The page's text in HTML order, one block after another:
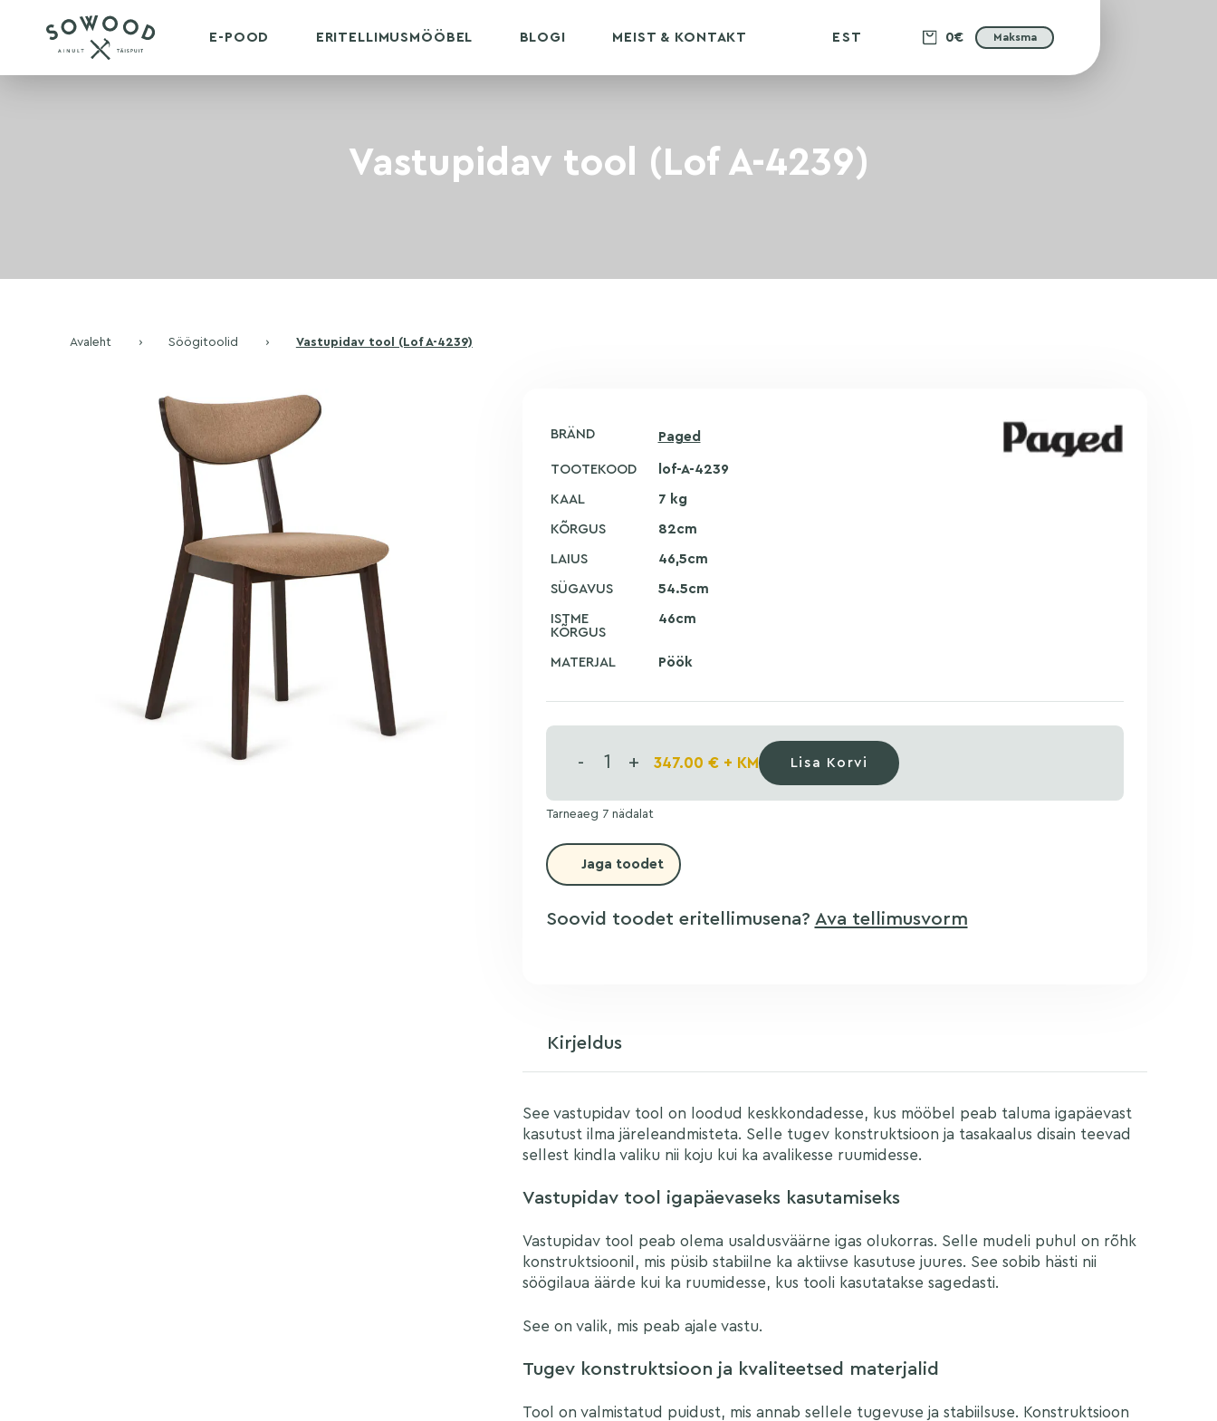
E-POOD ERITELLIMUSMÖÖBEL BLOGI MEIST & KONTAKT EST 0€ Maksma
Vastupidav tool (Lof A-4239)
Avaleht › Söögitoolid › Vastupidav tool (Lof A-4239)
BRÄND Paged
TOOTEKOOD lof-A-4239
KAAL 7 kg
KÕRGUS 82cm
LAIUS 46,5cm
SÜGAVUS 54.5cm
ISTME
KÕRGUS
46cm
MATERJAL Pöök
- + 347.00 € + KM Lisa Korvi
Tarneaeg 7 nädalat
Jaga toodet
Soovid toodet eritellimusena? Ava tellimusvorm
Telefon
▼
Päring
Olen tutvunud ja nõustunprivaatsustingimustega
Kirjeldus
See vastupidav tool on loodud keskkondadesse, kus mööbel peab taluma igapäevast
kasutust ilma järeleandmisteta. Selle tugev konstruktsioon ja tasakaalus disain teevad
sellest kindla valiku nii koju kui ka avalikesse ruumidesse.
Vastupidav tool igapäevaseks kasutamiseks
Vastupidav tool peab olema usaldusväärne igas olukorras. Selle mudeli puhul on rõhk
konstruktsioonil, mis püsib stabiilne ka aktiivse kasutuse juures. See sobib hästi nii
söögilaua äärde kui ka ruumidesse, kus tooli kasutatakse sagedasti.
See on valik, mis peab ajale vastu.
Tugev konstruktsioon ja kvaliteetsed materjalid
Tool on valmistatud puidust, mis annab sellele tugevuse ja stabiilsuse. Konstruktsioon